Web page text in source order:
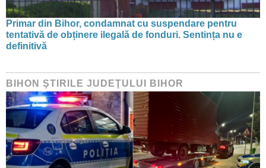
Primar din Bihor, condamnat cu suspendare pentru
tentativă de obținere ilegală de fonduri. Sentința nu e
definitivă
BIHON ŞTIRILE JUDEŢULUI BIHOR